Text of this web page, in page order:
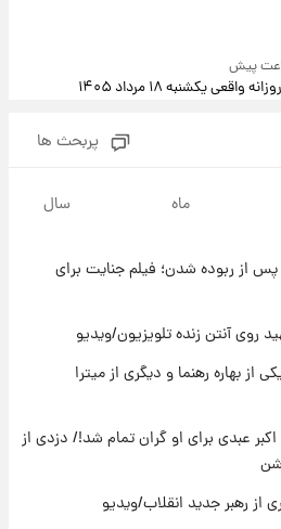
واقعی یکشنبه ۱۸ مرداد ۱۴۰۵
اولین بار؛ انتشار تصاویری از رهبر جدید
ویدیو
پربحث ها
ماه سال
از ربوده شدن؛ فیلم جنایت برای
روی آنتن زنده تلویزیون/ویدیو
از بهاره رهنما و دیگری از میترا
عبدی برای او گران تمام شد!/ دزدی از
از رهبر جدید انقلاب/ویدیو